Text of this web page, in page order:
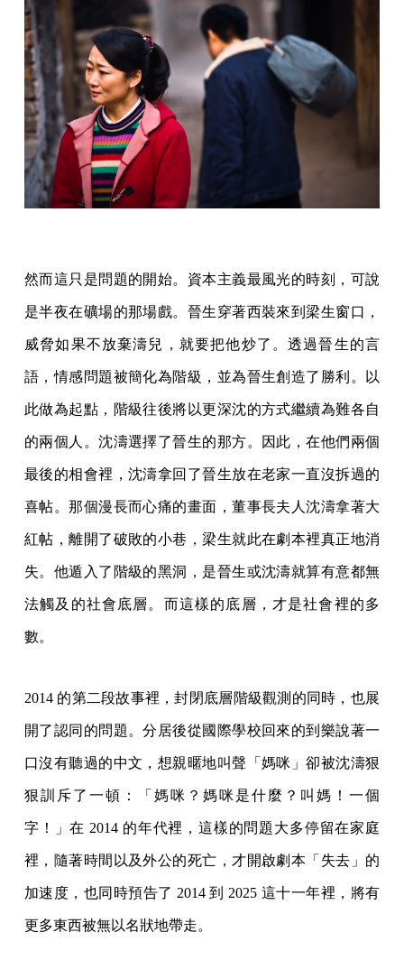
然而這只是問題的開始。資本主義最風光的時刻，可說
是半夜在礦場的那場戲。晉生穿著西裝來到梁生窗口，
威脅如果不放棄濤兒，就要把他炒了。透過晉生的言
語，情感問題被簡化為階級，並為晉生創造了勝利。以
此做為起點，階級往後將以更深沈的方式繼續為難各自
的兩個人。沈濤選擇了晉生的那方。因此，在他們兩個
最後的相會裡，沈濤拿回了晉生放在老家一直沒拆過的
喜帖。那個漫長而心痛的畫面，董事長夫人沈濤拿著大
紅帖，離開了破敗的小巷，梁生就此在劇本裡真正地消
失。他遁入了階級的黑洞，是晉生或沈濤就算有意都無
法觸及的社會底層。而這樣的底層，才是社會裡的多
數。
2014 的第二段故事裡，封閉底層階級觀測的同時，也展
開了認同的問題。分居後從國際學校回來的到樂說著一
口沒有聽過的中文，想親暱地叫聲「媽咪」卻被沈濤狠
狠訓斥了一頓：「媽咪？媽咪是什麼？叫媽！一個
字！」在 2014 的年代裡，這樣的問題大多停留在家庭
裡，隨著時間以及外公的死亡，才開啟劇本「失去」的
加速度，也同時預告了 2014 到 2025 這十一年裡，將有
更多東西被無以名狀地帶走。